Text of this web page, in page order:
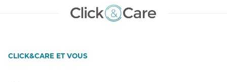
CLICK&CARE ET VOUS